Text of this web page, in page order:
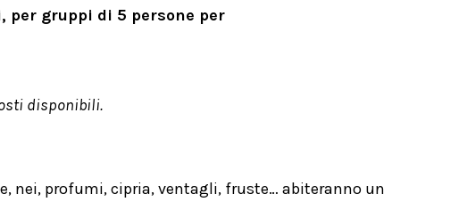
per gruppi di 5 persone per
disponibili.
nei, profumi, cipria, ventagli, fruste… abiteranno un